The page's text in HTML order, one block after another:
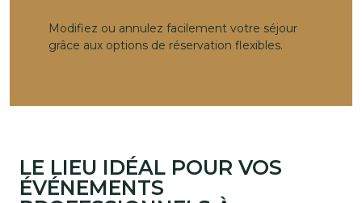
Modifiez ou annulez facilement votre séjour
grâce aux options de réservation flexibles.
LE LIEU IDÉAL POUR VOS
ÉVÉNEMENTS